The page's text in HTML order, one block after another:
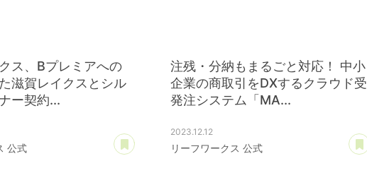
ス、Bプレミアへの
滋賀レイクスとシル
ー契約...
公式
あとで読む
注残・分納もまるごと対応！ 中小
企業の商取引をDXするクラウド受
発注システム「MA...
2023.12.12
リーフワークス 公式